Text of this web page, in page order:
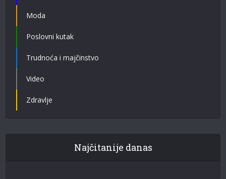
Moda
Poslovni kutak
Trudnoća i majčinstvo
Video
Zdravlje
Najčitanije danas